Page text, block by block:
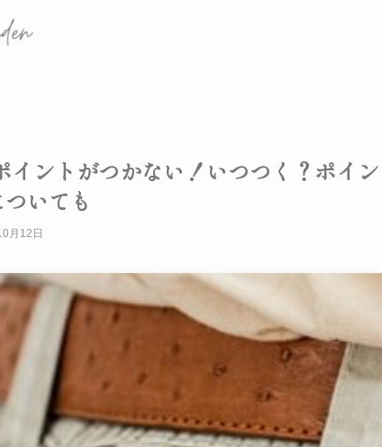
イントがつかない！いつつく？ポイ
いても
月12日